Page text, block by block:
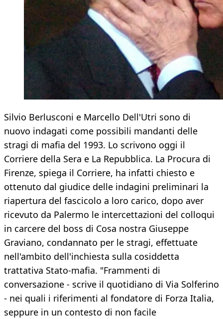
Silvio Berlusconi e Marcello Dell'Utri sono di
nuovo indagati come possibili mandanti delle
stragi di mafia del 1993. Lo scrivono oggi il
Corriere della Sera e La Repubblica. La Procura di
Firenze, spiega il Corriere, ha infatti chiesto e
ottenuto dal giudice delle indagini preliminari la
riapertura del fascicolo a loro carico, dopo aver
ricevuto da Palermo le intercettazioni del colloqui
in carcere del boss di Cosa nostra Giuseppe
Graviano, condannato per le stragi, effettuate
nell'ambito dell'inchiesta sulla cosiddetta
trattativa Stato-mafia. "Frammenti di
conversazione - scrive il quotidiano di Via Solferino
- nei quali i riferimenti al fondatore di Forza Italia,
seppure in un contesto di non facile